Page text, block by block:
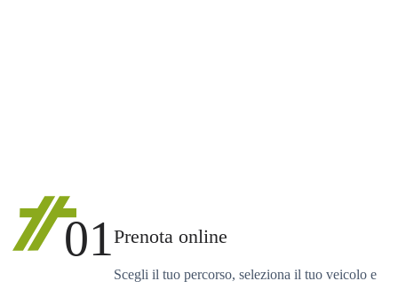
01Prenota online
Scegli il tuo percorso, seleziona il tuo veicolo e